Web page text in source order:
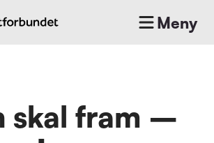
Meny
skal fram –